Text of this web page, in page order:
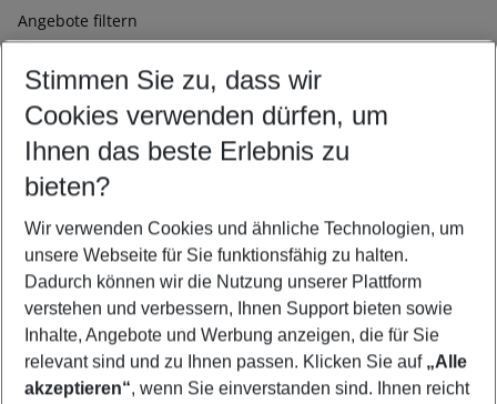
Angebote filtern
Ändern Sie Ihre Kriterien nach Ihren Wünschen
Abflughafen wählen
Beliebiger Abflughafen
Reisezeitraum wählen
09.08.26– 07.08.27 5-8 Nächte
2 Erwachsene Keine Kinder
Mehr Filter anzeigen
Stimmen Sie zu, dass wir
Cookies verwenden dürfen, um
Ihnen das beste Erlebnis zu
bieten?
Wir verwenden Cookies und ähnliche Technologien, um
unsere Webseite für Sie funktionsfähig zu halten.
Dadurch können wir die Nutzung unserer Plattform
verstehen und verbessern, Ihnen Support bieten sowie
Inhalte, Angebote und Werbung anzeigen, die für Sie
relevant sind und zu Ihnen passen. Klicken Sie auf „Alle
akzeptieren“, wenn Sie einverstanden sind. Ihnen reicht